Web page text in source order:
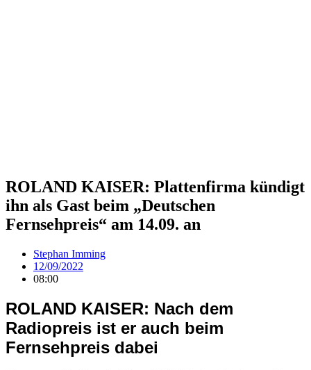
ROLAND KAISER: Plattenfirma kündigt
ihn als Gast beim „Deutschen
Fernsehpreis“ am 14.09. an
Stephan Imming
12/09/2022
08:00
ROLAND KAISER: Nach dem
Radiopreis ist er auch beim
Fernsehpreis dabei